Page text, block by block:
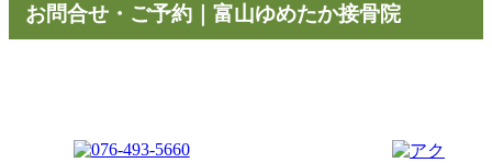
お問合せ・ご予約｜富山ゆめたか接骨院